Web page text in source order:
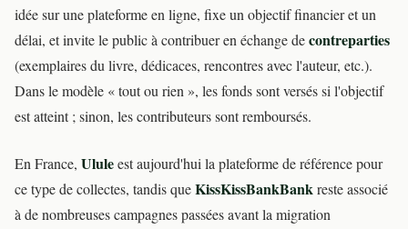
idée sur une plateforme en ligne, fixe un objectif financier et un
délai, et invite le public à contribuer en échange decontreparties
(exemplaires du livre, dédicaces, rencontres avec l'auteur, etc.).
Dans le modèle « tout ou rien », les fonds sont versés si l'objectif
est atteint ; sinon, les contributeurs sont remboursés.
En France, Ululeest aujourd'hui la plateforme de référence pour
ce type de collectes, tandis queKissKissBankBankreste associé
à de nombreuses campagnes passées avant la migration